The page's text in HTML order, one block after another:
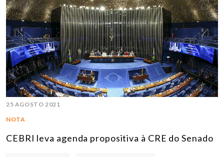
25 AGOSTO 2021
NOTA
CEBRI leva agenda propositiva à CRE do Senado